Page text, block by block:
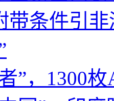
带条件引
”，1300